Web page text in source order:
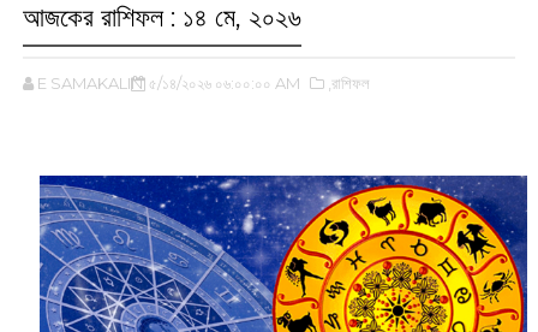
আজকের রাশিফল :‌ ‌১৪ মে, ২০২৬
E SAMAKALIN ৫/১৪/২০২৬ ০৬:০০:০০ AM ,রাশিফল